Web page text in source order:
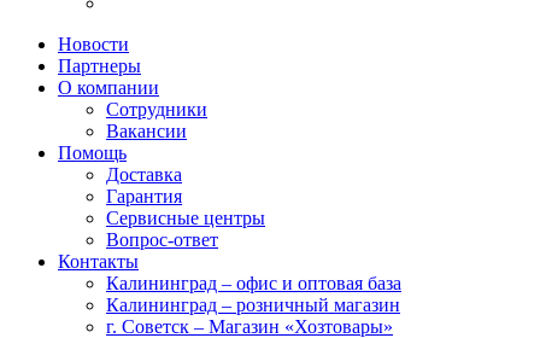
Новости
Партнеры
О компании
Сотрудники
Вакансии
Помощь
Доставка
Гарантия
Сервисные центры
Вопрос-ответ
Контакты
Калининград – офис и оптовая база
Калининград – розничный магазин
г. Советск – Магазин «Хозтовары»